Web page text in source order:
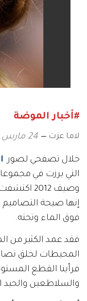
#أخبار الموضة
لاما عزت 24 مارس 2012
خلال تصفحي لصور
التي برزت في
وصيف
إنها صيحة التصاميم
فوق الماء وتحته.
فقد عمد الكثير من
المحيطات لخلق
فرأينا القطع
والسلاطعين والحيد